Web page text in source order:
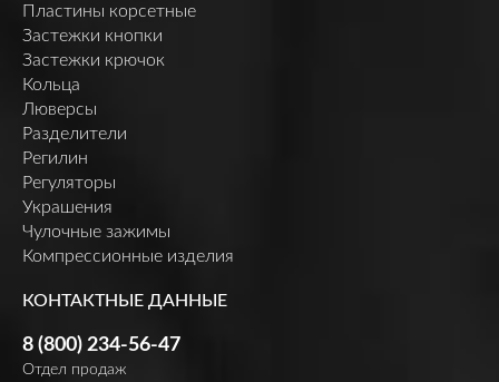
Пластины корсетные
Застежки кнопки
Застежки крючок
Кольца
Люверсы
Разделители
Регилин
Регуляторы
Украшения
Чулочные зажимы
Компрессионные изделия
КОНТАКТНЫЕ ДАННЫЕ
8 (800) 234-56-47
Отдел продаж